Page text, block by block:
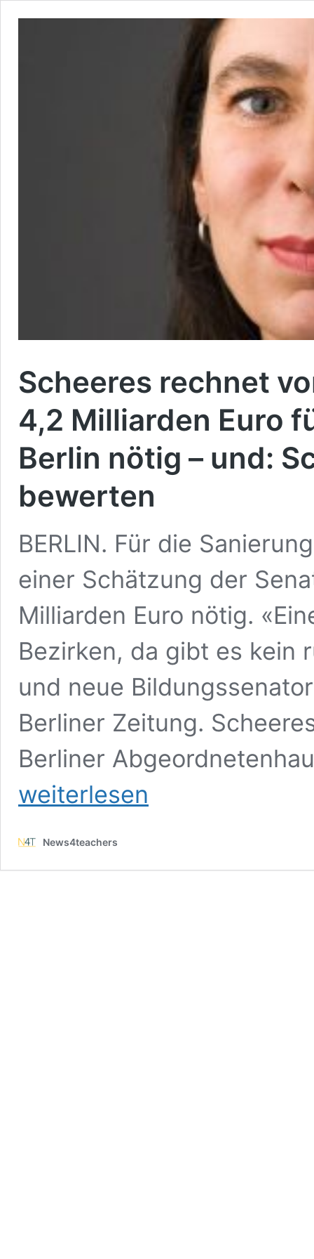
Scheeres rechnet
4,2 Milliarden Euro
Berlin nötig – und:
bewerten
BERLIN. Für die
einer Schätzung der
Milliarden Euro nötig.
Bezirken, da gibt es kein
und neue
Berliner Zeitung.
Berliner
weiterlesen
News4teachers